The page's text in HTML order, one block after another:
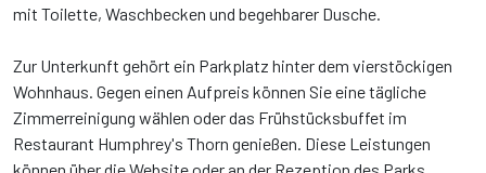
mit Toilette, Waschbecken und begehbarer Dusche.
Zur Unterkunft gehört ein Parkplatz hinter dem vierstöckigen
Wohnhaus. Gegen einen Aufpreis können Sie eine tägliche
Zimmerreinigung wählen oder das Frühstücksbuffet im
Restaurant Humphrey's Thorn genießen. Diese Leistungen